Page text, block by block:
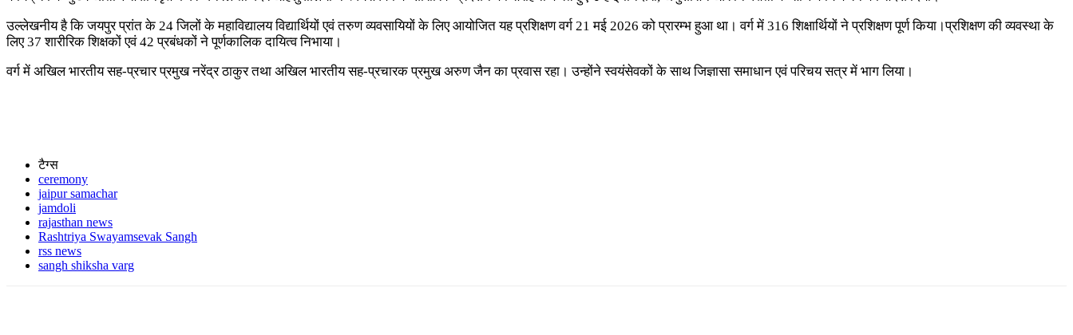
उल्लेखनीय है कि जयपुर प्रांत के 24 जिलों के महाविद्यालय विद्यार्थियों एवं तरुण व्यवसायियों के लिए आयोजित यह प्रशिक्षण वर्ग 21 मई 2026 को प्रारम्भ हुआ था। वर्ग में 316 शिक्षार्थियों ने प्रशिक्षण पूर्ण किया।प्रशिक्षण की व्यवस्था के
लिए 37 शारीरिक शिक्षकों एवं 42 प्रबंधकों ने पूर्णकालिक दायित्व निभाया।
वर्ग में अखिल भारतीय सह-प्रचार प्रमुख नरेंद्र ठाकुर तथा अखिल भारतीय सह-प्रचारक प्रमुख अरुण जैन का प्रवास रहा। उन्होंने स्वयंसेवकों के साथ जिज्ञासा समाधान एवं परिचय सत्र में भाग लिया।
टैग्स
ceremony
jaipur samachar
jamdoli
rajasthan news
Rashtriya Swayamsevak Sangh
rss news
sangh shiksha varg